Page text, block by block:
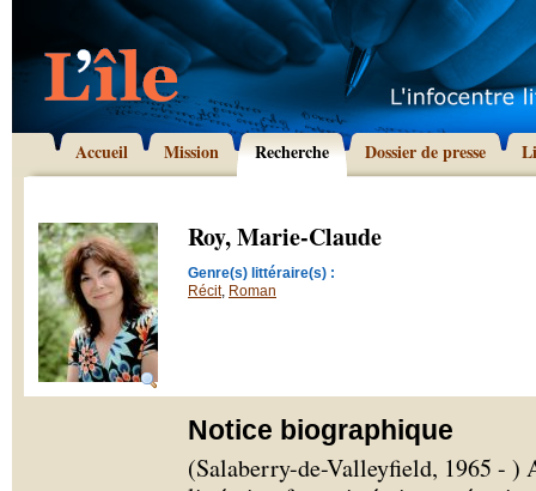
Accueil Mission Recherche Dossier de presse
Roy, Marie-Claude
Genre(s) littéraire(s) :
Récit, Roman
Notice biographique
(Salaberry-de-Valleyfield, 1965 - )